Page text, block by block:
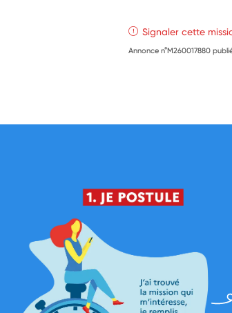
Signaler cette
Annonce n°M260017880